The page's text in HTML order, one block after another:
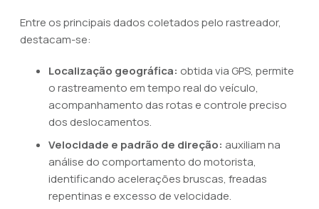
Entre os principais dados coletados pelo rastreador,
destacam-se:
Localização geográfica: obtida via GPS, permite
o rastreamento em tempo real do veículo,
acompanhamento das rotas e controle preciso
dos deslocamentos.
Velocidade e padrão de direção: auxiliam na
análise do comportamento do motorista,
identificando acelerações bruscas, freadas
repentinas e excesso de velocidade.